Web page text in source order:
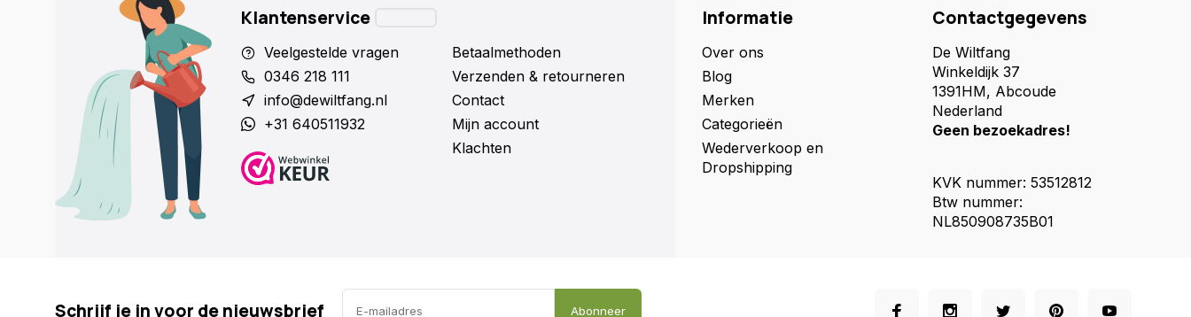
Klantenservice
Veelgestelde vragen
0346 218 111
info@dewiltfang.nl
+31 640511932
Betaalmethoden
Verzenden & retourneren
Contact
Mijn account
Klachten
Informatie
Over ons
Blog
Merken
Categorieën
Wederverkoop en
Dropshipping
Contactgegevens
De Wiltfang
Winkeldijk 37
1391HM, Abcoude
Nederland
Geen bezoekadres!
KVK nummer: 53512812
Btw nummer:
NL850908735B01
Schrijf je in voor de nieuwsbrief Abonneer